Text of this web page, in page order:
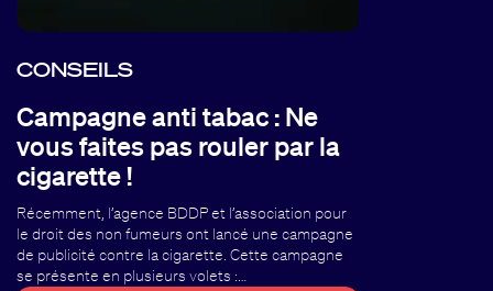
CONSEILS
Campagne anti tabac : Ne
vous faites pas rouler par la
cigarette !
Récemment, l’agence BDDP et l’association pour
le droit des non fumeurs ont lancé une campagne
de publicité contre la cigarette. Cette campagne
se présente en plusieurs volets :…